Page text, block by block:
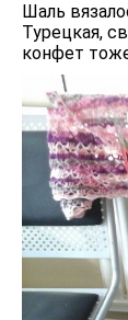
Шаль
Турецкая,
конфет